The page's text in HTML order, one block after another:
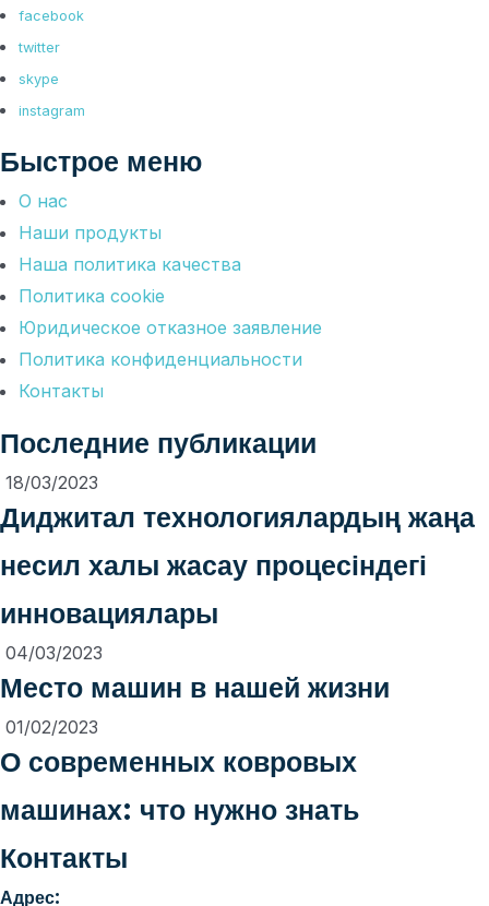
facebook
twitter
skype
instagram
Быстрое меню
О нас
Наши продукты
Наша политика качества
Политика cookie
Юридическое отказное заявление
Политика конфиденциальности
Контакты
Последние публикации
18/03/2023
Диджитал технологиялардың жаңа
несил халы жасау процесіндегі
инновациялары
04/03/2023
Место машин в нашей жизни
01/02/2023
О современных ковровых
машинах: что нужно знать
Контакты
Адрес: